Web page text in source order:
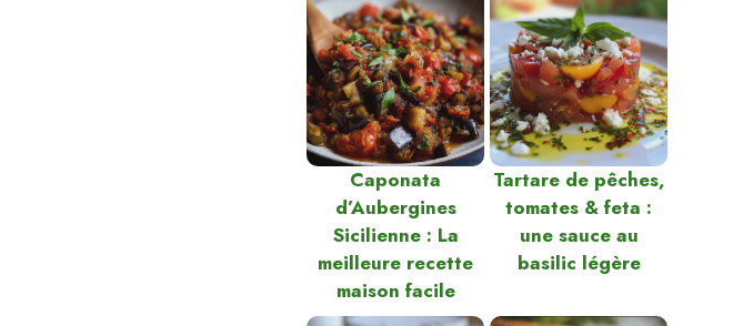
Caponata
d’Aubergines
Sicilienne : La
meilleure recette
maison facile
Tartare de pêches,
tomates & feta :
une sauce au
basilic légère